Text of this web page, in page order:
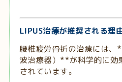
LIPUS治療が推奨される理
腰椎疲労骨折の治療には、
波治療器）**が科学的に効
されています。